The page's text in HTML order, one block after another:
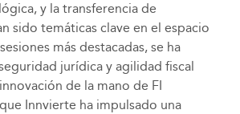
y la transferencia de
sido temáticas clave en el espacio
más destacadas, se ha
jurídica y agilidad fiscal
de la mano de FI
Innvierte ha impulsado una